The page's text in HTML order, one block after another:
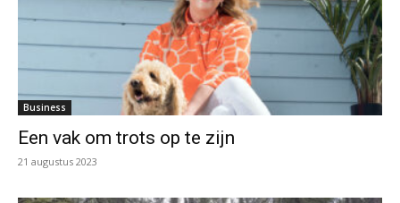
Business
Een vak om trots op te zijn
21 augustus 2023